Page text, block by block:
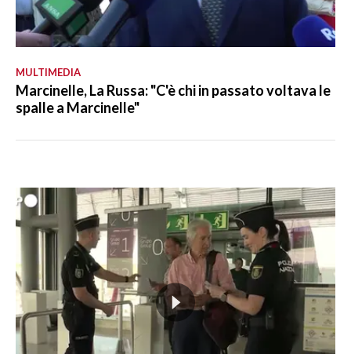
MULTIMEDIA
Marcinelle, La Russa: "C'è chi in passato voltava le
spalle a Marcinelle"